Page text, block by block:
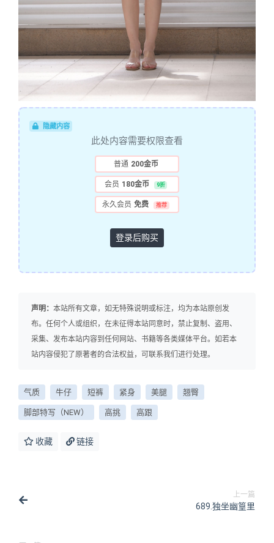
隐藏内容
此处内容需要权限查看
普通 200金币
会员 180金币 9折
永久会员 免费 推荐
登录后购买
声明： 本站所有文章，如无特殊说明或标注，均为本站原创发
布。任何个人或组织，在未征得本站同意时，禁止复制、盗用、
采集、发布本站内容到任何网站、书籍等各类媒体平台。如若本
站内容侵犯了原著者的合法权益，可联系我们进行处理。
气质 牛仔 短裤 紧身 美腿 翘臀
脚部特写（NEW） 高挑 高跟
收藏 链接
上一篇
689.独坐幽篁里